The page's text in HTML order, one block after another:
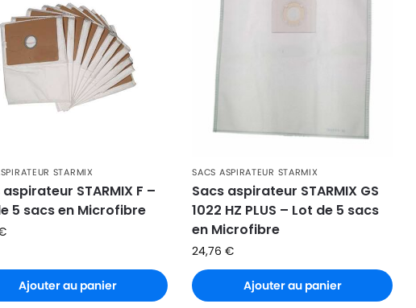
STARMIX
STARMIX F –
5 sacs en Microfibre
Ajouter au panier
SACS ASPIRATEUR STARMIX
Sacs aspirateur STARMIX GS
1022 HZ PLUS – Lot de 5 sacs
en Microfibre
24,76€
Ajouter au panier